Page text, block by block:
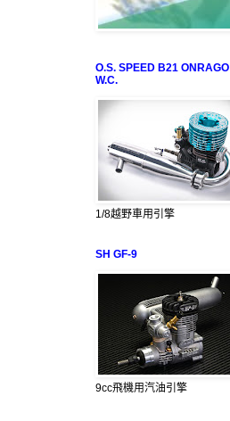
O.S. SPEED B21 ONRAGO
W.C.
1/8越野車用引擎
SH GF-9
9cc飛機用汽油引擎